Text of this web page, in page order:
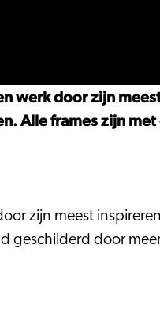
werk door zijn
Alle frames zijn
zijn meest
geschilderd door